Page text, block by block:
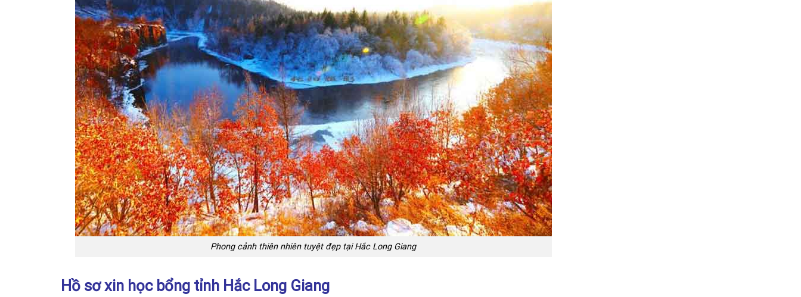
Phong cảnh thiên nhiên tuyệt đẹp tại Hắc Long Giang
Hồ sơ xin học bổng tỉnh Hắc Long Giang